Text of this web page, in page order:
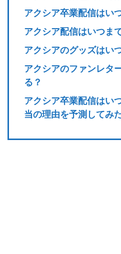
アクシア卒業配信はい
アクシア配信はいつま
アクシアのグッズはい
アクシアのファンレタ
る？
アクシア卒業配信はい
当の理由を予測してみ